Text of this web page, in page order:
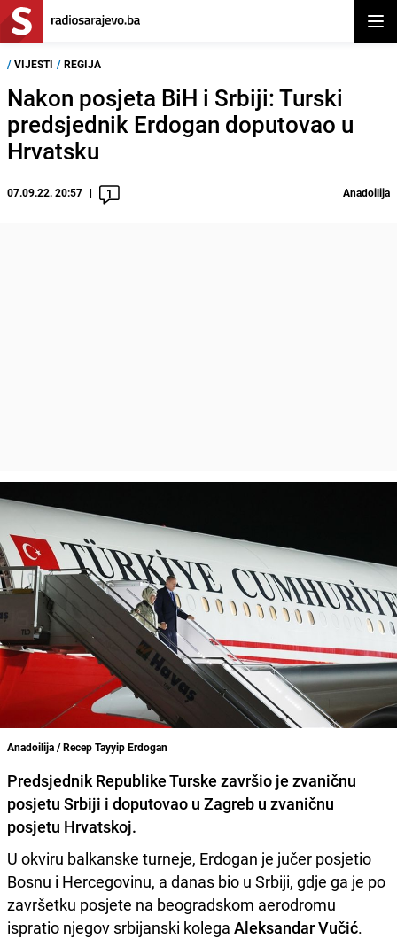
/ VIJESTI / REGIJA
Nakon posjeta BiH i Srbiji: Turski
predsjednik Erdogan doputovao u
Hrvatsku
07.09.22. 20:57 1 Anadoilija
Anadoilija / Recep Tayyip Erdogan
Predsjednik Republike Turske završio je zvaničnu
posjetu Srbiji i doputovao u Zagreb u zvaničnu
posjetu Hrvatskoj.
U okviru balkanske turneje, Erdogan je jučer posjetio
Bosnu i Hercegovinu, a danas bio u Srbiji, gdje ga je po
završetku posjete na beogradskom aerodromu
ispratio njegov srbijanski kolega Aleksandar Vučić.